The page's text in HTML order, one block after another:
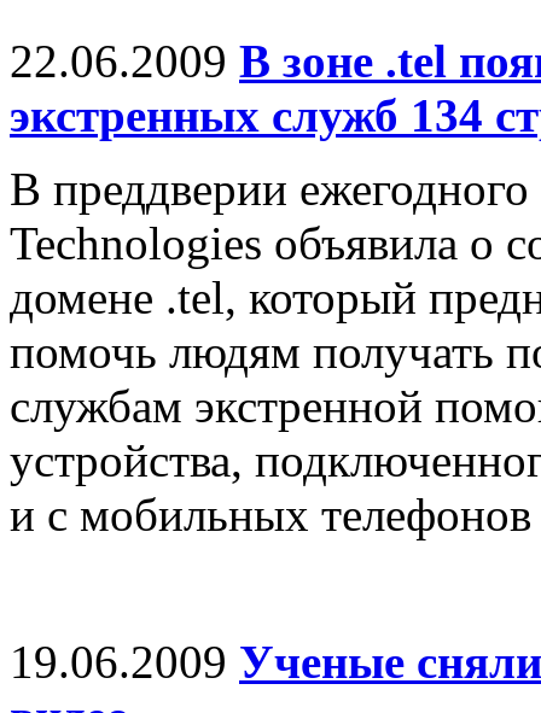
22.06.2009 В зоне .tel
экстренных служб 134
В преддверии
Technologies объявила о
домене .tel, который
помочь людям получать
службам экстренной
устройства,
и с мобильных
19.06.2009 Ученые